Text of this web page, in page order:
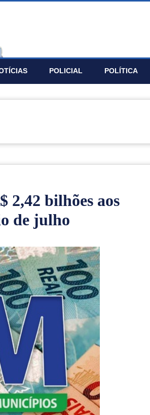
POLICIAL POLÍTICA
2,42 bilhões aos
de julho